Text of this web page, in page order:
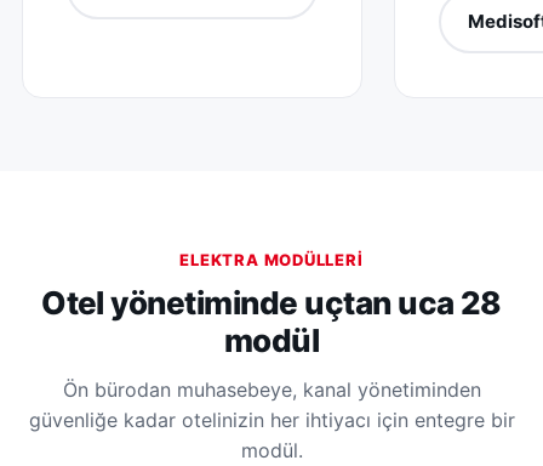
ELEKTRA MODÜLLERI
Otel yönetiminde uçtan uca 28
modül
Ön bürodan muhasebeye, kanal yönetiminden
güvenliğe kadar otelinizin her ihtiyacı için entegre bir
modül.